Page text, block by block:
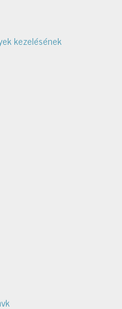
kezelésének